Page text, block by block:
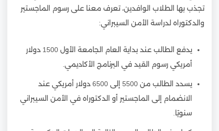
تجذب بها الطلاب الوافدين، تعرف معنا على رسوم الماجستير
والدكتوراه لدراسة الأمن السيبراني:
يدفع الطالب عند بداية العام الجامعة الأول 1500 دولار
أمريكي رسوم القيد في البرنامج الأكاديمي.
يسدد الطالب من 5500 إلى 6500 دولار أمريكي عند
الانضمام إلى الماجستير أو الدكتوراه في الأمن السيبراني
سنويًا.